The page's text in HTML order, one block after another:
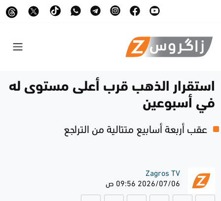
استقرار الذهب قرب أعلى مستوى له
في أسبوعين
عقب أربعة أسابيع متتالية من التراجع
Zagros TV
2026/07/06 09:56 ص